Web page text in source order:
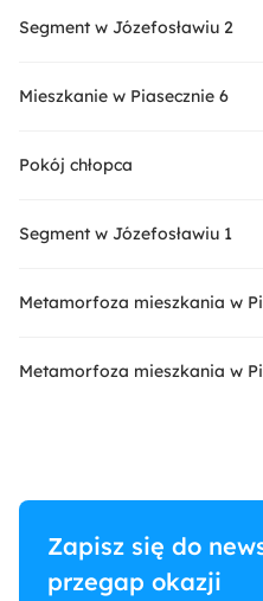
Segment w Józefosławiu 2
Mieszkanie w Piasecznie 6
Pokój chłopca
Segment w Józefosławiu 1
Metamorfoza mieszkania w
Metamorfoza mieszkania w
Zapisz się do
przegap okazji